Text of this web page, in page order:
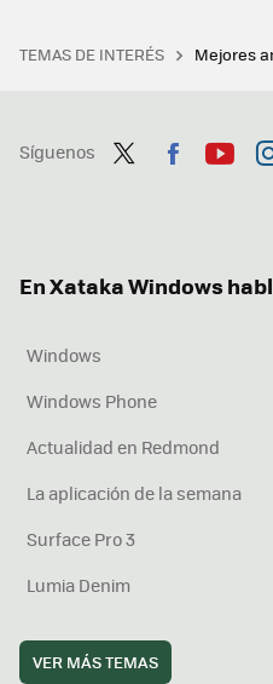
TEMAS DE INTERÉS Mejores
Síguenos
En Xataka Windows
Windows
Windows Phone
Actualidad en Redmond
La aplicación de la semana
Surface Pro 3
Lumia Denim
VER MÁS TEMAS